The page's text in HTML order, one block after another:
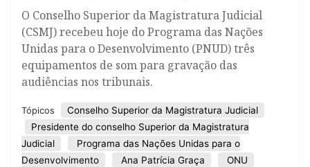
O Conselho Superior da Magistratura Judicial
(CSMJ) recebeu hoje do Programa das Nações
Unidas para o Desenvolvimento (PNUD) três
equipamentos de som para gravação das
audiências nos tribunais.
Tópicos
Conselho Superior da Magistratura Judicial
Presidente do conselho Superior da Magistratura
Judicial
Programa das Nações Unidas para o
Desenvolvimento
Ana Patrícia Graça
ONU